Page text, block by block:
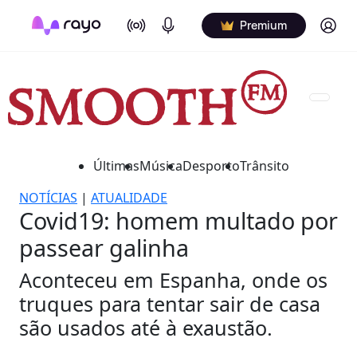
On Air Podcasts Premium Log in
ÚltimasMúsicaDesportoTrânsito
NOTÍCIAS | ATUALIDADE
Covid19: homem multado por
passear galinha
Aconteceu em Espanha, onde os
truques para tentar sair de casa
são usados até à exaustão.